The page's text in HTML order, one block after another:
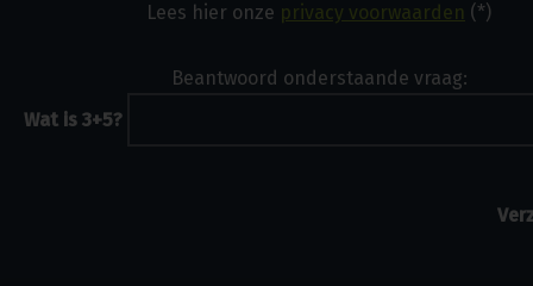
Lees hier onze privacy voorwaarden (*)
Beantwoord onderstaande vraag:
Wat is 3+5?